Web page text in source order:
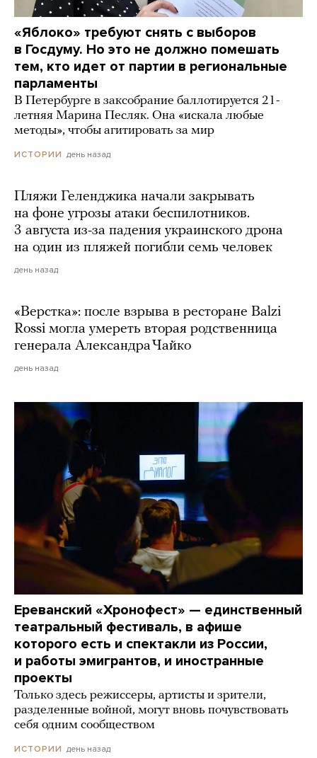
«Яблоко» требуют снять с выборов
в Госдуму. Но это не должно помешать
тем, кто идет от партии в региональные
парламенты
В Петербурге в заксобрание баллотируется 21-
летняя Марина Песляк. Она «искала любые
методы», чтобы агитировать за мир
ИСТОРИИ день назад
Пляжи Геленджика начали закрывать
на фоне угрозы атаки беспилотников.
3 августа из-за падения украинского дрона
на один из пляжей погибли семь человек
день назад
«Верстка»: после взрыва в ресторане Balzi
Rossi могла умереть вторая родственница
генерала Александра Чайко
день назад
Ереванский «Хронофест» — единственный
театральный фестиваль, в афише
которого есть и спектакли из России,
и работы эмигрантов, и иностранные
проекты
Только здесь режиссеры, артисты и зрители,
разделенные войной, могут вновь почувствовать
себя одним сообществом
ИСТОРИИ день назад